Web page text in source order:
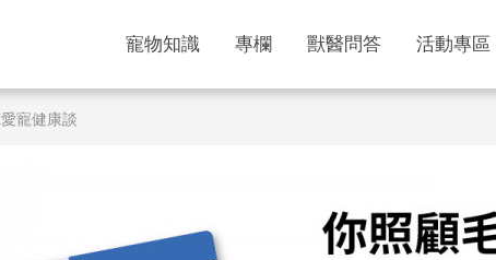
寵物知識 專欄 獸醫問答 活動專區
寵健康談